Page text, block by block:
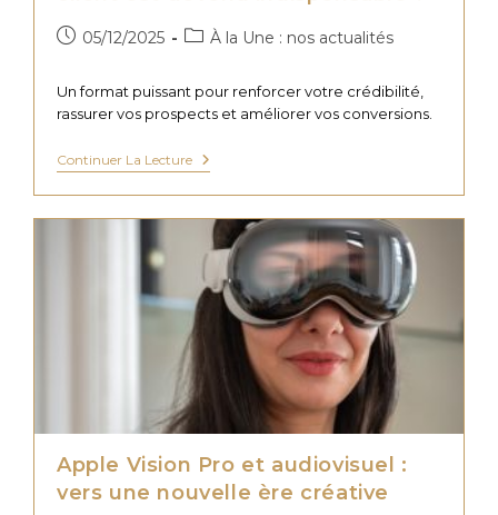
Publication
05/12/2025
PostÀ la Une : nos actualités
Un format puissant pour renforcer votre crédibilité,
rassurer vos prospects et améliorer vos conversions.
Continuer La LecturePourquoi
Le
Témoignage
Vidéo
Client
Est
Devenu
Indispensable
?
Apple Vision Pro et audiovisuel :
vers une nouvelle ère créative